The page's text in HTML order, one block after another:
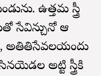
ఉత్తమ స్త్రీ
సేవిన్చునో ఆ
అతితిసేవలయందు
అట్టి స్త్రీకి